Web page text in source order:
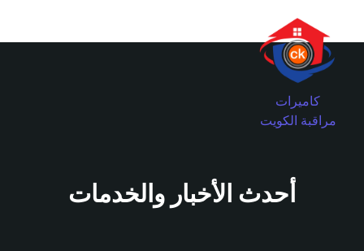
كاميرات
مراقبة الكويت
أحدث الأخبار والخدمات